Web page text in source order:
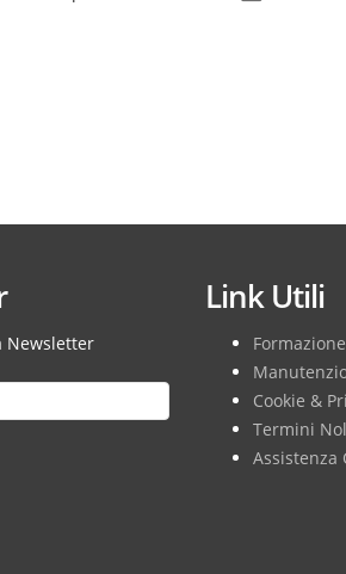
Newsletter
Link Utili
Formazione
Cookie &
Termini
Assistenza